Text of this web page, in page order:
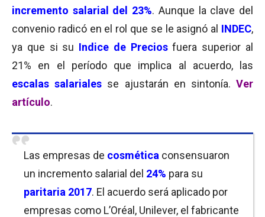
incremento salarial del 23%. Aunque la clave del
convenio radicó en el rol que se le asignó al INDEC,
ya que si su Indice de Preciosfuera superior al
21% en el período que implica al acuerdo, las
escalas salariales se ajustarán en sintonía. Ver
artículo.
Las empresas de cosmética consensuaron
un incremento salarial del 24% para su
paritaria 2017. El acuerdo será aplicado por
empresas como L’Oréal, Unilever, el fabricante